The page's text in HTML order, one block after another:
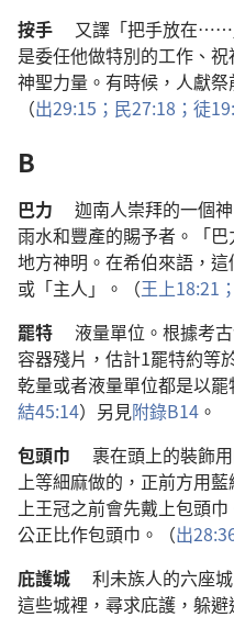
按手 又譯 「把手放在……
是委任他做特別的工作 、 祝
神聖力量 。 有時候 ， 人獻祭
（出29:15； 民27:18； 徒
B
巴力 迦南人崇拜的一個神
雨水和豐產的賜予者 。「巴
地方神明 。 在希伯來語 ， 這
或 「主人 」。（王上18:21；
罷特
液量單位 。 根據考古
容器殘片 ， 估計1罷特約等
乾量或者液量單位都是以罷
結45:14） 另 見附錄B14 。
包頭巾
裹在頭上的裝飾用
上等細麻做的 ， 正前方用藍
上王冠之前會先戴上包頭巾
公正比作包頭巾 。（出
庇護城
利未族人的六座城
這些城裡 ， 尋求庇護 ， 躲避